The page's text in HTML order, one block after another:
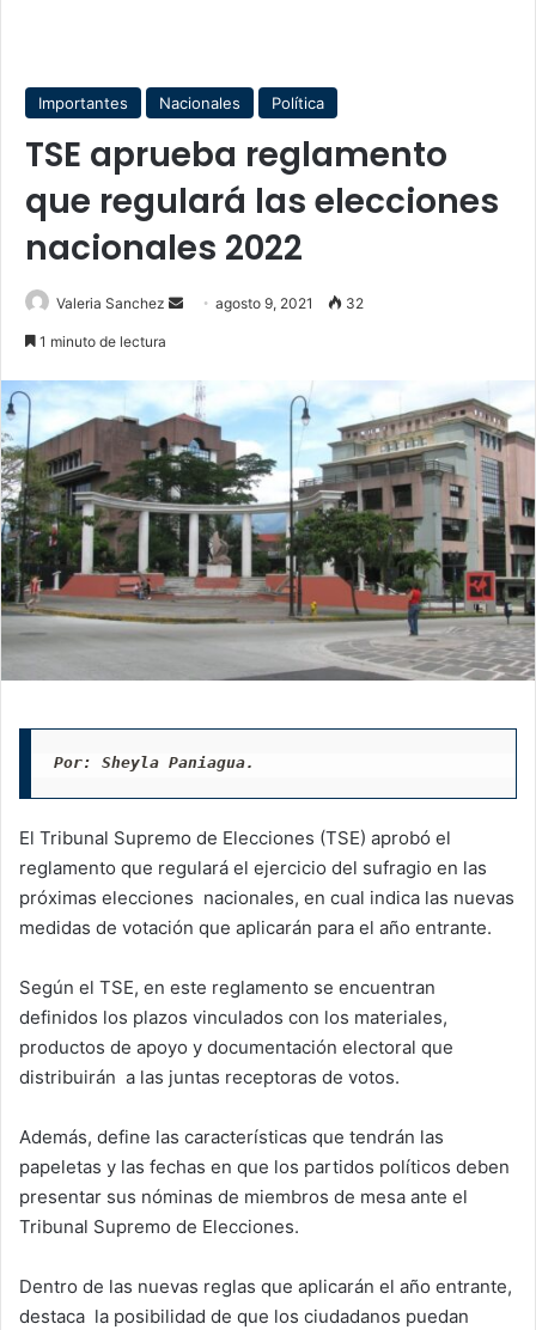
Importantes Nacionales Política
TSE aprueba reglamento
que regulará las elecciones
nacionales 2022
Valeria Sanchez
Sendagosto 9, 2021 32
1 minuto de lectura
Por: Sheyla Paniagua.
El Tribunal Supremo de Elecciones (TSE) aprobó el
reglamento que regulará el ejercicio del sufragio en las
próximas elecciones nacionales, en cual indica las nuevas
medidas de votación que aplicarán para el año entrante.
Según el TSE, en este reglamento se encuentran
definidos los plazos vinculados con los materiales,
productos de apoyo y documentación electoral que
distribuirán a las juntas receptoras de votos.
Además, define las características que tendrán las
papeletas y las fechas en que los partidos políticos deben
presentar sus nóminas de miembros de mesa ante el
Tribunal Supremo de Elecciones.
Dentro de las nuevas reglas que aplicarán el año entrante,
destaca la posibilidad de que los ciudadanos puedan